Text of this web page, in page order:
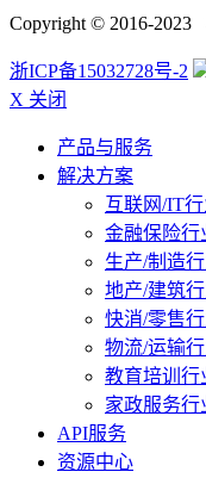
Copyright © 2016-
浙ICP备15032728号-2
X 关闭
产品与服务
解决方案
互联网/IT
金融保险行
生产/制造
地产/建筑
快消/零售
物流/运输
教育培训行
家政服务行
API服务
资源中心